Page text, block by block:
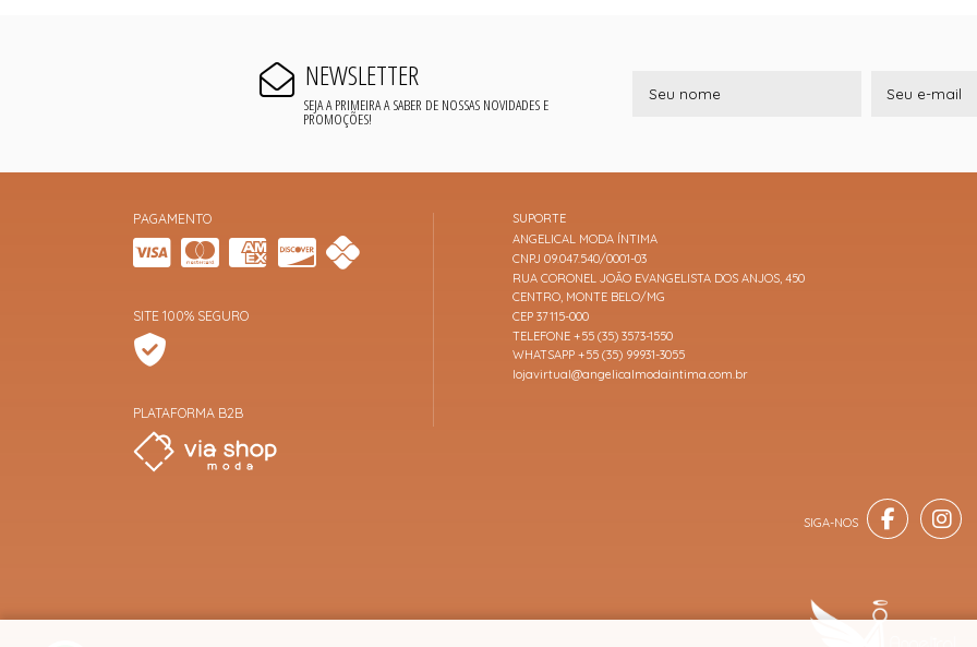
NEWSLETTER
SEJA A PRIMEIRA A SABER DE NOSSAS NOVIDADES E
PROMOÇÕES!
PAGAMENTO
SITE 100% SEGURO
PLATAFORMA B2B
SUPORTE
ANGELICAL MODA ÍNTIMA
CNPJ 09.047.540/0001-03
RUA CORONEL JOÃO EVANGELISTA DOS ANJOS, 450
CENTRO, MONTE BELO/MG
CEP 37115-000
TELEFONE +55 (35) 3573-1550
WHATSAPP +55 (35) 99931-3055
lojavirtual@angelicalmodaintima.com.br